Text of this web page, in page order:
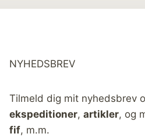
NYHEDSBREV
Tilmeld dig mit nyhedsbrev
ekspeditioner, artikler, og
fif, m.m.